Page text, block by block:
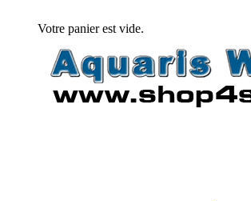
Votre panier est vide.